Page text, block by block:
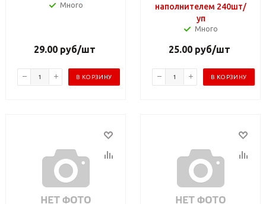
Много
29.00 руб/шт
В КОРЗИНУ
наполнителем 240шт/
уп
Много
25.00 руб/шт
В КОРЗИНУ